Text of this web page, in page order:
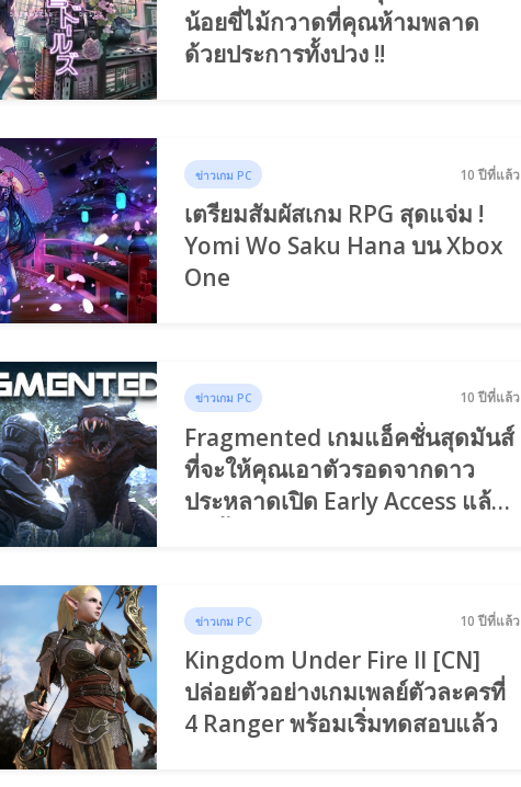
น้อยขี่ไม้กวาดที่คุณห้ามพลาด
ด้วยประการทั้งปวง !!
ข่าวเกม PC 10 ปีที่แล้ว
เตรียมสัมผัสเกม RPG สุดแจ่ม !
Yomi Wo Saku Hana บน Xbox
One
ข่าวเกม PC 10 ปีที่แล้ว
Fragmented เกมแอ็คชั่นสุดมันส์
ที่จะให้คุณเอาตัวรอดจากดาว
ประหลาดเปิด Early Access แล้ว
ข่าวเกม PC 10 ปีที่แล้ว
Kingdom Under Fire II [CN]
ปล่อยตัวอย่างเกมเพลย์ตัวละครที่
4 Ranger พร้อมเริ่มทดสอบแล้ว